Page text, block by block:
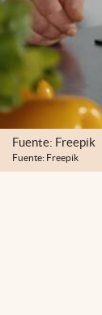
Fuente: Freepik
Fuente: Freepik